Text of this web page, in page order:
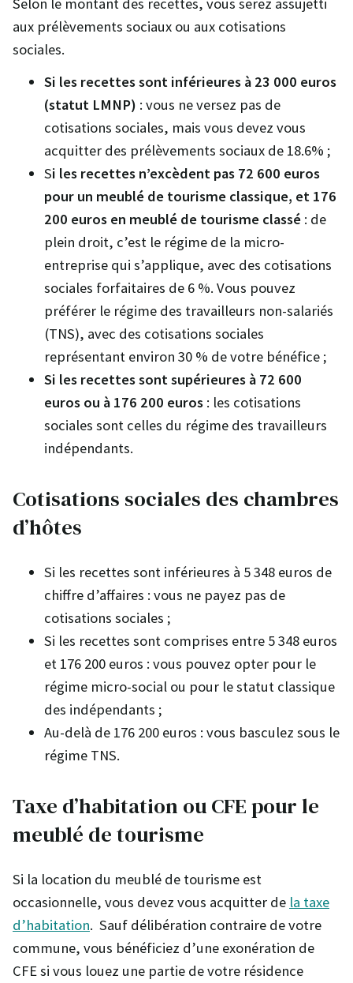
Selon le montant des recettes, vous serez assujetti
aux prélèvements sociaux ou aux cotisations
sociales.
Si les recettes sont inférieures à 23 000 euros
(statut LMNP) : vous ne versez pas de
cotisations sociales, mais vous devez vous
acquitter des prélèvements sociaux de 18.6% ;
Si les recettes n’excèdent pas 72 600 euros
pour un meublé de tourisme classique, et 176
200 euros en meublé de tourisme classé : de
plein droit, c’est le régime de la micro-
entreprise qui s’applique, avec des cotisations
sociales forfaitaires de 6 %. Vous pouvez
préférer le régime des travailleurs non-salariés
(TNS), avec des cotisations sociales
représentant environ 30 % de votre bénéfice ;
Si les recettes sont supérieures à 72 600
euros ou à 176 200 euros : les cotisations
sociales sont celles du régime des travailleurs
indépendants.
Cotisations sociales des chambres
d’hôtes
Si les recettes sont inférieures à 5 348 euros de
chiffre d’affaires : vous ne payez pas de
cotisations sociales ;
Si les recettes sont comprises entre 5 348 euros
et 176 200 euros : vous pouvez opter pour le
régime micro-social ou pour le statut classique
des indépendants ;
Au-delà de 176 200 euros : vous basculez sous le
régime TNS.
Taxe d’habitation ou CFE pour le
meublé de tourisme
Si la location du meublé de tourisme est
occasionnelle, vous devez vous acquitter de la taxe
d’habitation. Sauf délibération contraire de votre
commune, vous bénéficiez d’une exonération de
CFE si vous louez une partie de votre résidence